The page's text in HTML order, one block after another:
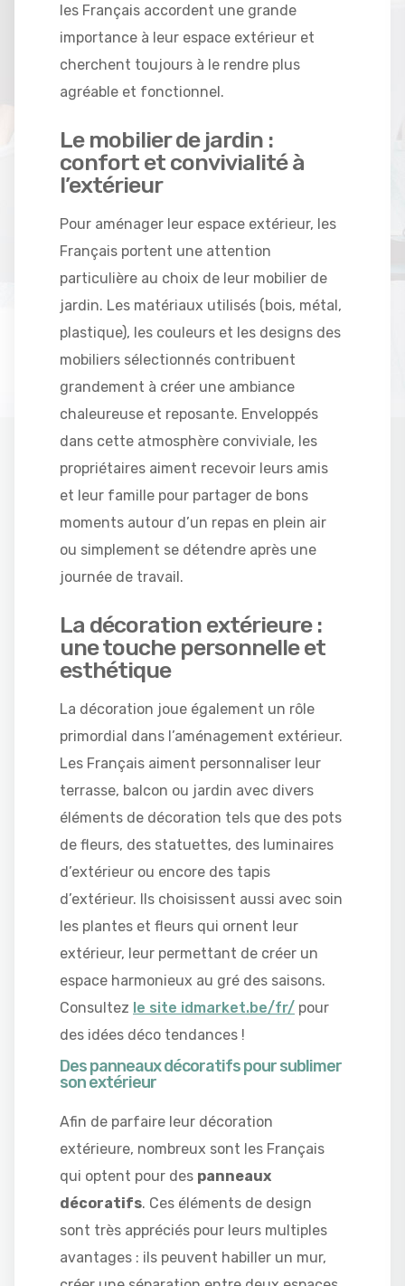
les Français accordent une grande
importance à leur espace extérieur et
cherchent toujours à le rendre plus
agréable et fonctionnel.
Le mobilier de jardin :
confort et convivialité à
l’extérieur
Pour aménager leur espace extérieur, les
Français portent une attention
particulière au choix de leur mobilier de
jardin. Les matériaux utilisés (bois, métal,
plastique), les couleurs et les designs des
mobiliers sélectionnés contribuent
grandement à créer une ambiance
chaleureuse et reposante. Enveloppés
dans cette atmosphère conviviale, les
propriétaires aiment recevoir leurs amis
et leur famille pour partager de bons
moments autour d’un repas en plein air
ou simplement se détendre après une
journée de travail.
La décoration extérieure :
une touche personnelle et
esthétique
La décoration joue également un rôle
primordial dans l’aménagement extérieur.
Les Français aiment personnaliser leur
terrasse, balcon ou jardin avec divers
éléments de décoration tels que des pots
de fleurs, des statuettes, des luminaires
d’extérieur ou encore des tapis
d’extérieur. Ils choisissent aussi avec soin
les plantes et fleurs qui ornent leur
extérieur, leur permettant de créer un
espace harmonieux au gré des saisons.
Consultez le site idmarket.be/fr/ pour
des idées déco tendances !
Des panneaux décoratifs pour sublimer
son extérieur
Afin de parfaire leur décoration
extérieure, nombreux sont les Français
qui optent pour des panneaux
décoratifs. Ces éléments de design
sont très appréciés pour leurs multiples
avantages : ils peuvent habiller un mur,